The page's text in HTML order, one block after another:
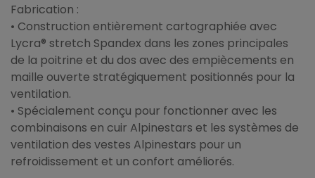
Fabrication :
• Construction entièrement cartographiée avec
Lycra® stretch Spandex dans les zones principales
de la poitrine et du dos avec des empiècements en
maille ouverte stratégiquement positionnés pour la
ventilation.
• Spécialement conçu pour fonctionner avec les
combinaisons en cuir Alpinestars et les systèmes de
ventilation des vestes Alpinestars pour un
refroidissement et un confort améliorés.